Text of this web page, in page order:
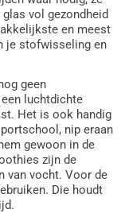
vol gezondheid
en meest
je stofwisseling en
geen
luchtdichte
Het is ook handig
nip eraan
gewoon in de
zijn de
van vocht. Voor de
Die houdt